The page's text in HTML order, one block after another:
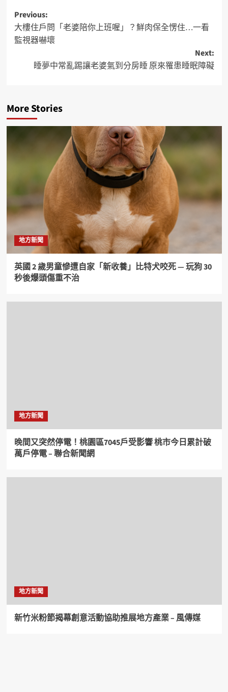
Previous:
大樓住戶問「老婆陪你上班喔」？鮮肉保全愣住…一看
監視器嚇壞
Next:
睡夢中常亂踢讓老婆氣到分房睡 原來罹患睡眠障礙
More Stories
地方新聞
英國 2 歲男童慘遭自家「新收養」比特犬咬死 — 玩狗 30
秒後爆頭傷重不治
地方新聞
晚間又突然停電！桃園區7045戶受影響 桃市今日累計破
萬戶停電 – 聯合新聞網
地方新聞
新竹米粉節揭幕創意活動協助推展地方產業 – 風傳媒